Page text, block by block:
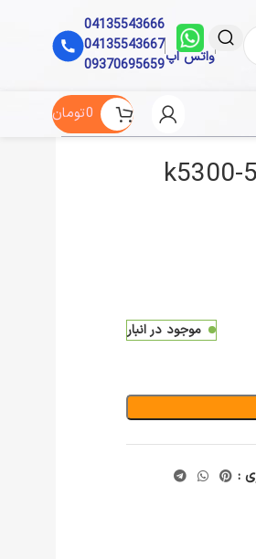
واتس اپ
04135543666
04135543667
09370695659
0تومان
موجود در انبار
: